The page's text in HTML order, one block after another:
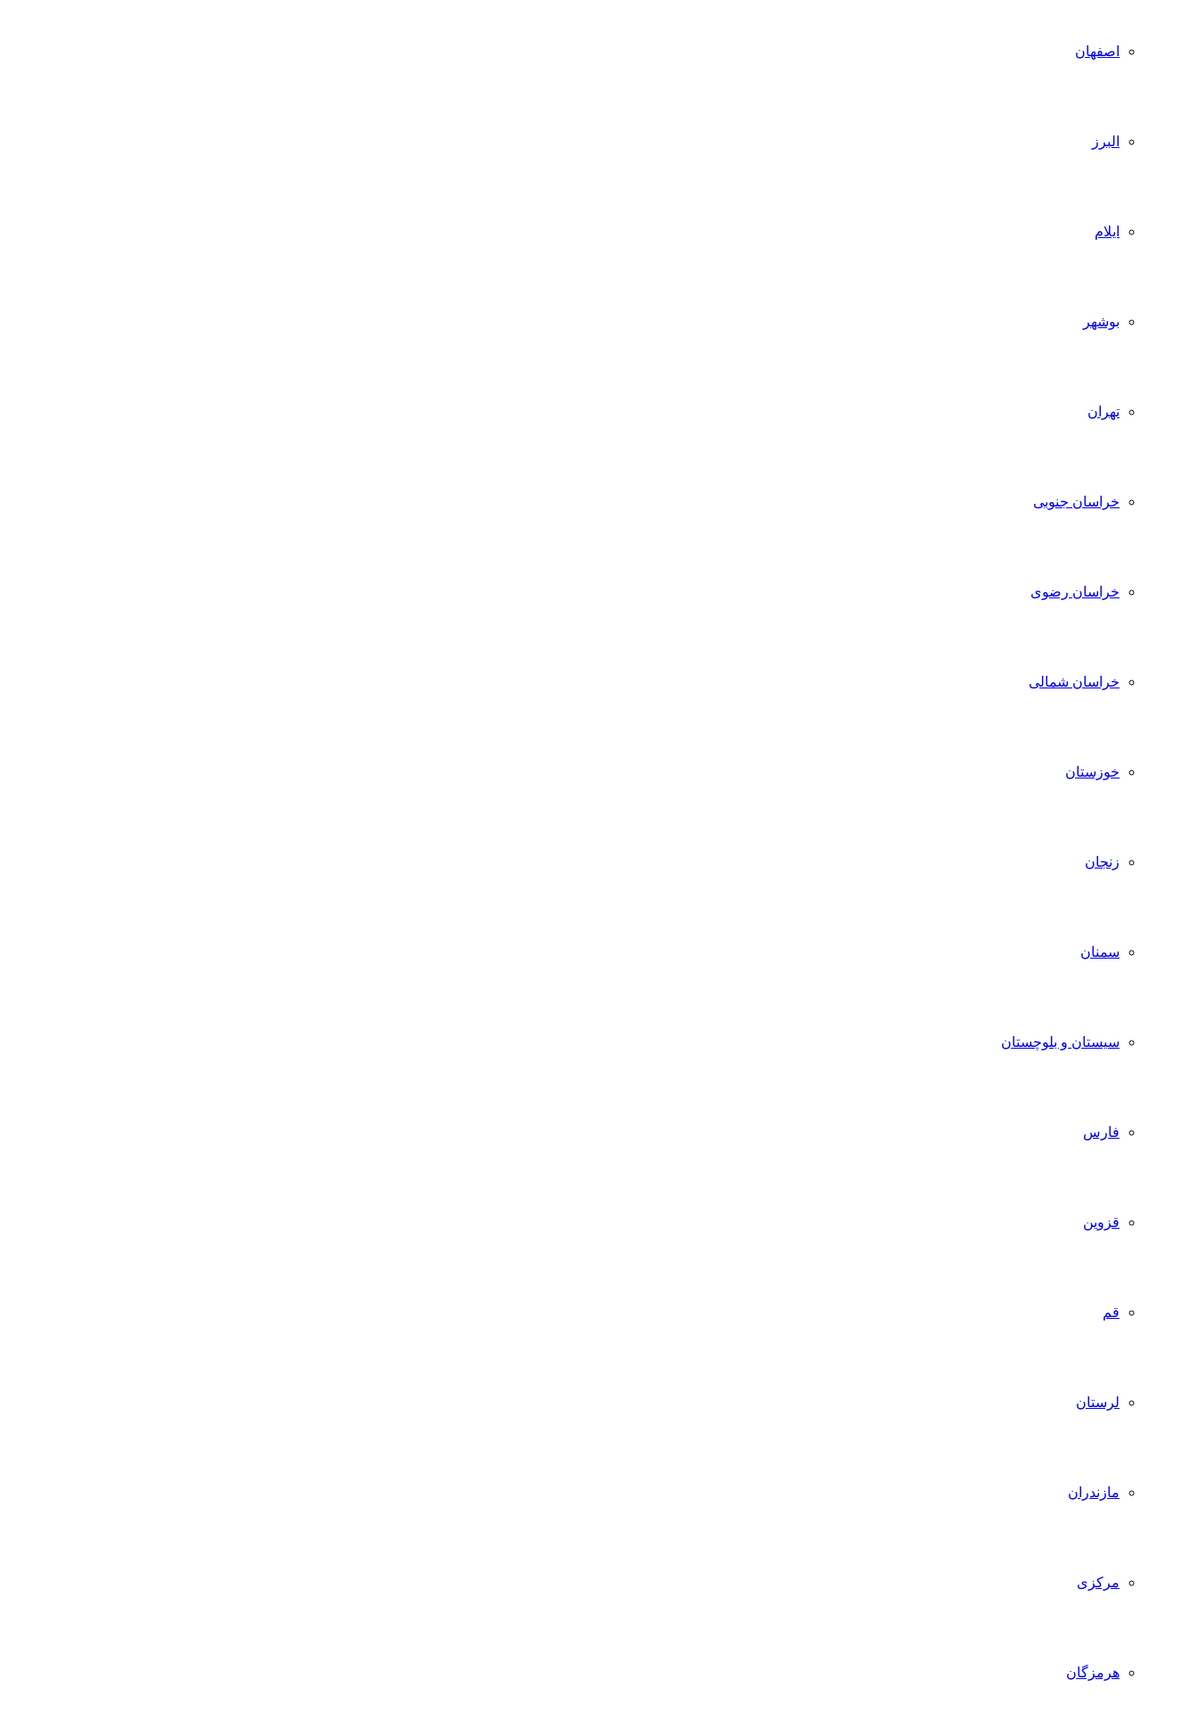
اصفهان
البرز
ایلام
بوشهر
تهران
خراسان جنوبی
خراسان رضوی
خراسان شمالی
خوزستان
زنجان
سمنان
سیستان و بلوچستان
فارس
قزوین
قم
لرستان
مازندران
مرکزی
هرمزگان